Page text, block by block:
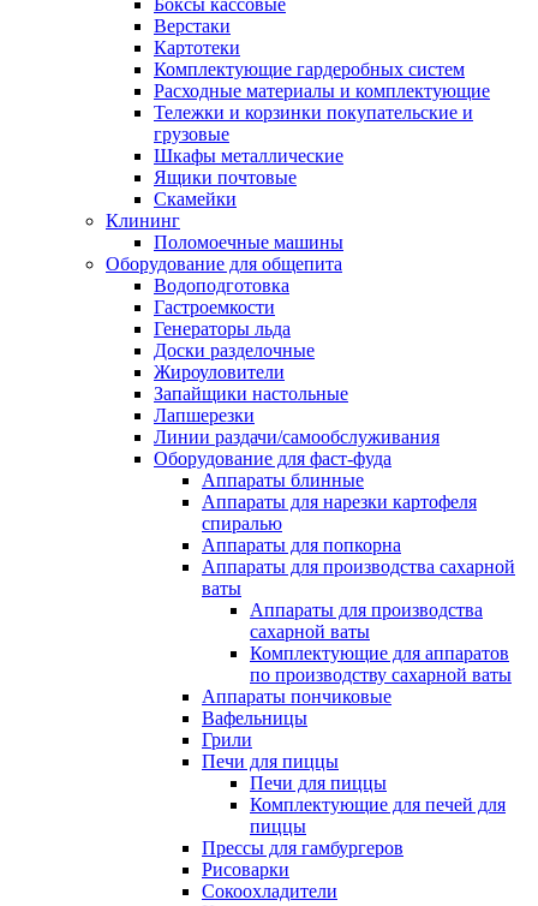
Боксы кассовые
Верстаки
Картотеки
Комплектующие гардеробных систем
Расходные материалы и комплектующие
Тележки и корзинки покупательские и
грузовые
Шкафы металлические
Ящики почтовые
Скамейки
Клининг
Поломоечные машины
Оборудование для общепита
Водоподготовка
Гастроемкости
Генераторы льда
Доски разделочные
Жироуловители
Запайщики настольные
Лапшерезки
Линии раздачи/самообслуживания
Оборудование для фаст-фуда
Аппараты блинные
Аппараты для нарезки картофеля
спиралью
Аппараты для попкорна
Аппараты для производства сахарной
ваты
Аппараты для производства
сахарной ваты
Комплектующие для аппаратов
по производству сахарной ваты
Аппараты пончиковые
Вафельницы
Грили
Печи для пиццы
Печи для пиццы
Комплектующие для печей для
пиццы
Прессы для гамбургеров
Рисоварки
Сокоохладители